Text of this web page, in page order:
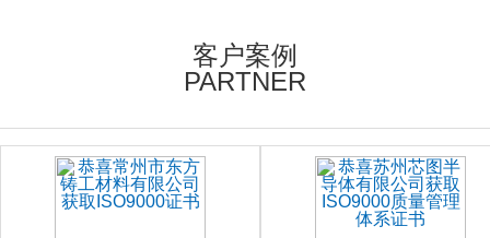
客户案例
PARTNER